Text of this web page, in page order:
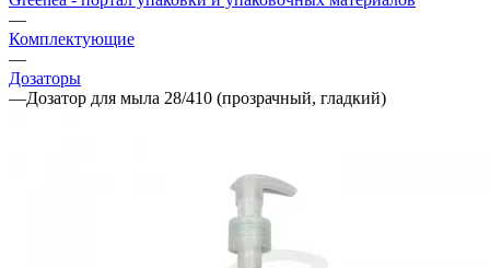
—
Комплектующие
—
Дозаторы
—Дозатор для мыла 28/410 (прозрачный, гладкий)